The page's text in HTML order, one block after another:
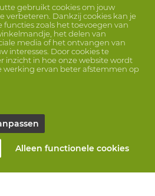
gebruikt cookies om jouw
verbeteren. Dankzij cookies kan je
zoals het toevoegen van
het delen van
media of het ontvangen van
interesses. Door cookies te
inzicht in hoe onze website wordt
ervan beter afstemmen op
Alleen functionele cookies